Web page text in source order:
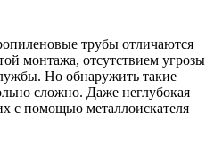
трубы отличаются
монтажа, отсутствием угрозы
Но обнаружить такие
сложно. Даже неглубокая
с помощью металлоискателя